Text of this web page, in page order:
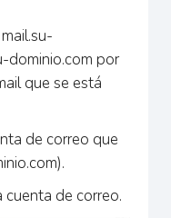
dominio.com por
que se está
de correo que
).
de correo.